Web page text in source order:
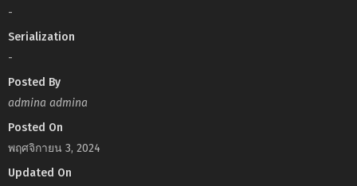
-
Serialization
-
Posted By
admina admina
Posted On
พฤศจิกายน 3, 2024
Updated On